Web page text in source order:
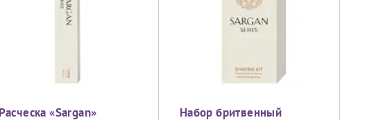
Расческа «Sargan»
Набор бритвенный